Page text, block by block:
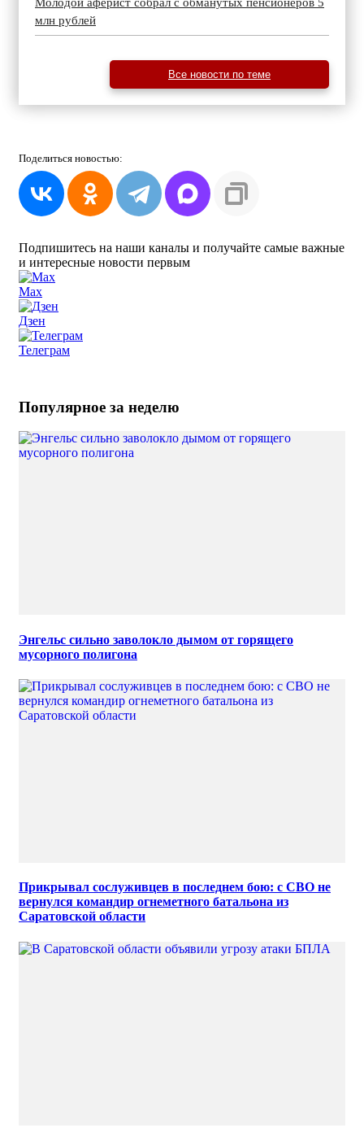
млн рублей
Все новости по теме
Поделиться новостью:
Подпишитесь на наши каналы и получайте самые важные
и интересные новости первым
Max
Дзен
Телеграм
Популярное за неделю
Энгельс сильно заволокло дымом от горящего
мусорного полигона
Прикрывал сослуживцев в последнем бою: с СВО не
вернулся командир огнеметного батальона из
Саратовской области